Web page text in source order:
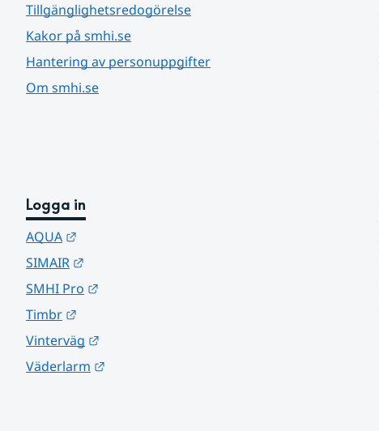
Tillgänglighetsredogörelse
Kakor på smhi.se
Hantering av personuppgifter
Om smhi.se
Logga in
AQUA
SIMAIR
SMHI Pro
Timbr
Vinterväg
Väderlarm